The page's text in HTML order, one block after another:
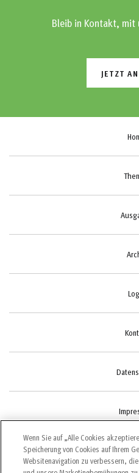
Bleib in Kontakt, mit
JETZT
Cookie-
Wenn Sie auf „Alle Cookies
Speicherung von Cookies auf Ihrem
Websitenavigation zu verbessern,